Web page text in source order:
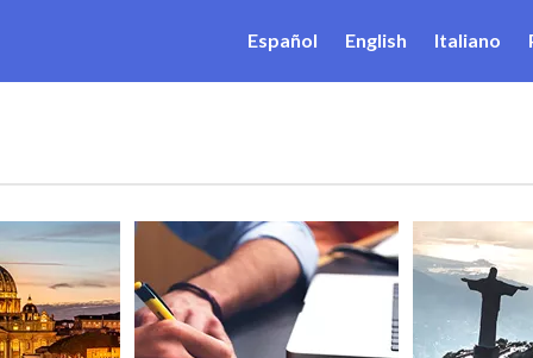
Español English Italiano